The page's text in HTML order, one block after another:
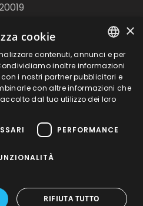
08780040153 | R.E.A.
da Italia Multimedia -
Milano
ITALIAN
ENGLISH
×
cookie
contenuti, annunci e per
inoltre informazioni
i nostri partner pubblicitari e
con altre informazioni che
dal tuo utilizzo dei loro
PERFORMANCE
RIFIUTA TUTTO